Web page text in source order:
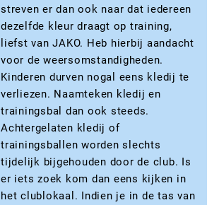
streven er dan ook naar dat iedereen
dezelfde kleur draagt op training,
liefst van JAKO. Heb hierbij aandacht
voor de weersomstandigheden.
Kinderen durven nogal eens kledij te
verliezen. Naamteken kledij en
trainingsbal dan ook steeds.
Achtergelaten kledij of
trainingsballen worden slechts
tijdelijk bijgehouden door de club. Is
er iets zoek kom dan eens kijken in
het clublokaal. Indien je in de tas van